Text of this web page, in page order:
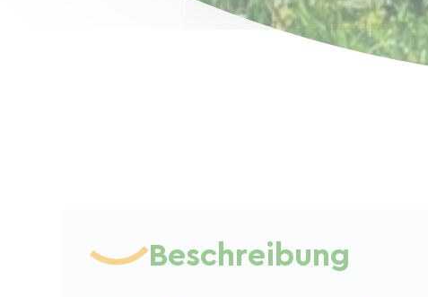
Beschreibung